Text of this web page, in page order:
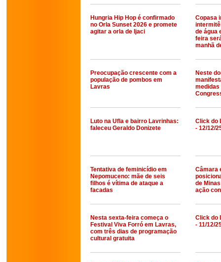
Hungria Hip Hop é confirmado
no Orla Sunset 2026 e promete
agitar a orla de Ijaci
Copasa
de água
feira
manhã
Preocupação crescente com a
população de pombos em
Lavras
Neste
medidas
Luto na Ufla e bairro Lavrinhas:
faleceu Geraldo Donizete
Click do
- 12/12/
Tentativa de feminicídio em
Nepomuceno: mãe de seis
filhos é vítima de ataque a
facadas
Câmara
de
ação
Nesta sexta-feira começa o
Festival Viva Forró em Lavras,
com três dias de programação
cultural gratuita
Click do
- 11/12/